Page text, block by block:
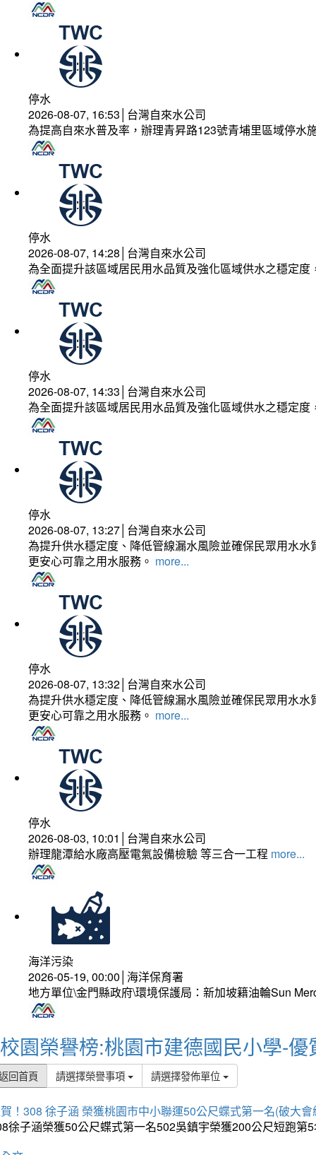
停水
2026-08-07, 16:53│台灣自來水公司
為提高自來水普及率，辦理青昇路123號青埔里區域停水
停水
2026-08-07, 14:28│台灣自來水公司
為全面提升該區域居民用水品質及強化區域供水之穩定
停水
2026-08-07, 14:33│台灣自來水公司
為全面提升該區域居民用水品質及強化區域供水之穩定
停水
2026-08-07, 13:27│台灣自來水公司
為提升供水穩定度、降低管線漏水風險並確保民眾用水
更安心可靠之用水服務。 more...
停水
2026-08-07, 13:32│台灣自來水公司
為提升供水穩定度、降低管線漏水風險並確保民眾用水
更安心可靠之用水服務。 more...
停水
2026-08-03, 10:01│台灣自來水公司
辦理龍潭給水廠高壓電氣設備檢驗 等三合一工程 more...
海洋污染
2026-05-19, 00:00│海洋保育署
地方單位\金門縣政府\環境保護局：新加坡籍油輪Sun
校園榮譽榜:桃園市建德國民小學-優
回首頁 請選擇榮譽事項 請選擇發佈單位
！308 徐子涵 榮獲桃園市中小聯運50公尺蝶式第一名(破大會
徐子涵榮獲50公尺蝶式第一名502吳鎮宇榮獲200公尺短跑